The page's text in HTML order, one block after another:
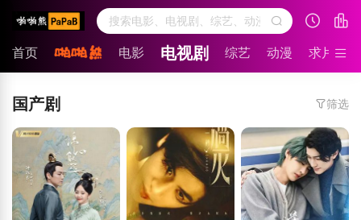
首页 电影 电视剧 综艺 动漫 求片留言
国产剧 筛选